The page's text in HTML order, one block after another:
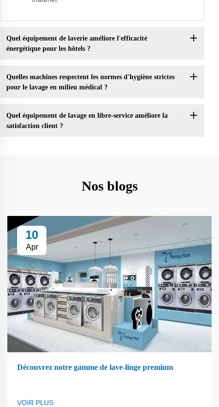
Quel équipement de laverie améliore l'efficacité
énergétique pour les hôtels ?
Quelles machines respectent les normes d'hygiène strictes
pour le lavage en milieu médical ?
Quel équipement de lavage en libre-service améliore la
satisfaction client ?
Nos blogs
10
Apr
Découvrez notre gamme de lave-linge premium
VOIR PLUS